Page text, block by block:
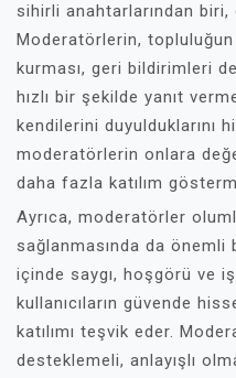
sihirli anahtarlarından
Moderatörlerin,
kurması, geri bildirimleri
hızlı bir şekilde yanıt
kendilerini duyulduklarını
moderatörlerin onlara
daha fazla katılım
Ayrıca, moderatörler
sağlanmasında da
içinde saygı, hoşgörü ve
kullanıcıların güvende
katılımı teşvik eder.
desteklemeli, anlayışlı